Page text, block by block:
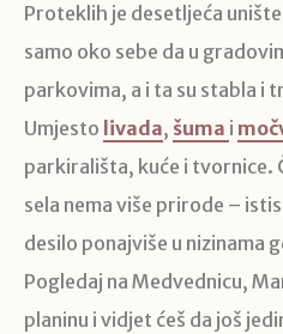
Proteklih je desetljeća
samo oko sebe da u
parkovima, a i ta su stabla i
Umjesto livada, šuma i
parkirališta, kuće i tvornice.
sela nema više prirode –
desilo ponajviše u nizinama
Pogledaj na Medvednicu,
planinu i vidjet ćeš da još